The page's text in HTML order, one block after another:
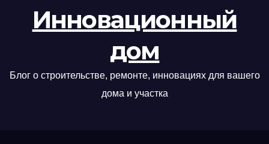
Инновационный
дом
Блог о строительстве, ремонте, инновациях для вашего
дома и участка